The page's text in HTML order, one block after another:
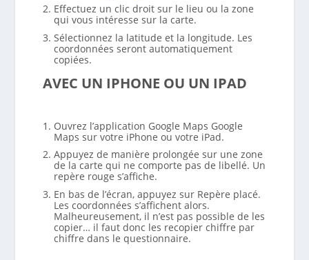
Effectuez un clic droit sur le lieu ou la zone
qui vous intéresse sur la carte.
Sélectionnez la latitude et la longitude. Les
coordonnées seront automatiquement
copiées.
AVEC UN IPHONE OU UN IPAD
Ouvrez l’application Google Maps Google
Maps sur votre iPhone ou votre iPad.
Appuyez de manière prolongée sur une zone
de la carte qui ne comporte pas de libellé. Un
repère rouge s’affiche.
En bas de l’écran, appuyez sur Repère placé.
Les coordonnées s’affichent alors.
Malheureusement, il n’est pas possible de les
copier… il faut donc les recopier chiffre par
chiffre dans le questionnaire.